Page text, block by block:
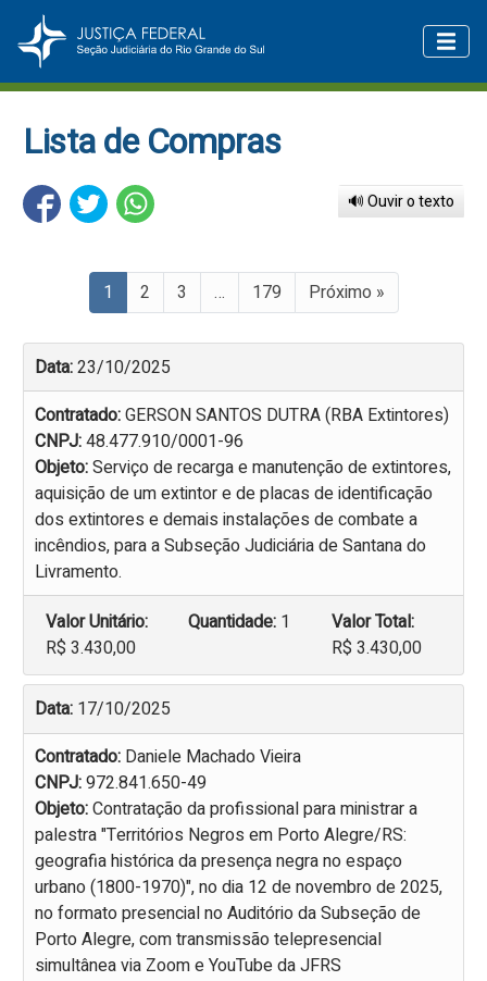
Lista de Compras
🔊 Ouvir o texto
1 2 3 … 179 Próximo »
Data:23/10/2025
Contratado:GERSON SANTOS DUTRA (RBA Extintores)
CNPJ:48.477.910/0001-96
Objeto:Serviço de recarga e manutenção de extintores,
aquisição de um extintor e de placas de identificação
dos extintores e demais instalações de combate a
incêndios, para a Subseção Judiciária de Santana do
Livramento.
Valor Unitário:
R$ 3.430,00
Quantidade: 1
Valor Total:
R$ 3.430,00
Data: 17/10/2025
Contratado: Daniele Machado Vieira
CNPJ:972.841.650-49
Objeto:Contratação da profissional para ministrar a
palestra "Territórios Negros em Porto Alegre/RS:
geografia histórica da presença negra no espaço
urbano (1800-1970)", no dia 12 de novembro de 2025,
no formato presencial no Auditório da Subseção de
Porto Alegre, com transmissão telepresencial
simultânea via Zoom e YouTube da JFRS